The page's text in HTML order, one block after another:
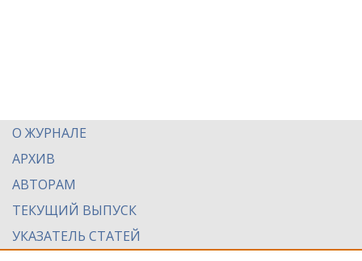
О ЖУРНАЛЕ
АРХИВ
АВТОРАМ
ТЕКУЩИЙ ВЫПУСК
УКАЗАТЕЛЬ СТАТЕЙ